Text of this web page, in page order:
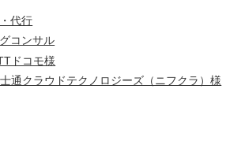
代行
コンサル
ドコモ様
通クラウドテクノロジーズ（ニフクラ）様